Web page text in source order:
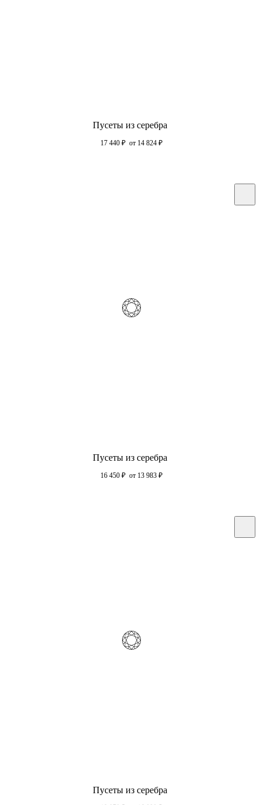
Пусеты из серебра
17 440 ₽ от 14 824 ₽
Пусеты из серебра
16 450 ₽ от 13 983 ₽
Пусеты из серебра